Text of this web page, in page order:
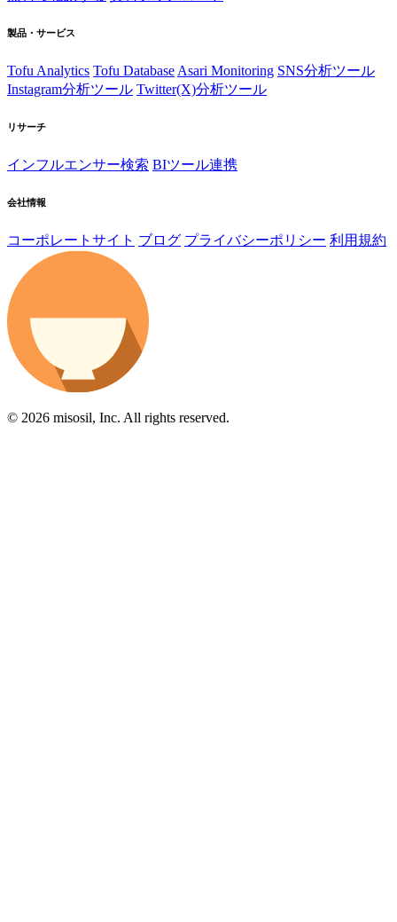
製品・サービス
Tofu Analytics Tofu Database Asari Monitoring SNS分析ツール
Instagram分析ツール Twitter(X)分析ツール
リサーチ
インフルエンサー検索 BIツール連携
会社情報
コーポレートサイト ブログ プライバシーポリシー 利用規約
© 2026 misosil, Inc. All rights reserved.